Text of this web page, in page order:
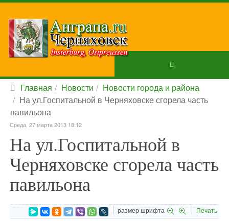
Главная Новости
Новости города и района
На ул.Госпитальной в Черняховске сгорела часть
павильона
Среда, 27 марта 2013 18:12
На ул.Госпитальной в
Черняховске сгорела часть
павильона
размер шрифта Печать